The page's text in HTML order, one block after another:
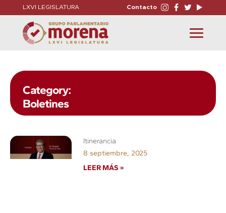
LXVI LEGISLATURA Contacto
Toggle
navigation
Category:
Boletines
Itinerancia
8 septiembre, 2025
LEER MÁS »